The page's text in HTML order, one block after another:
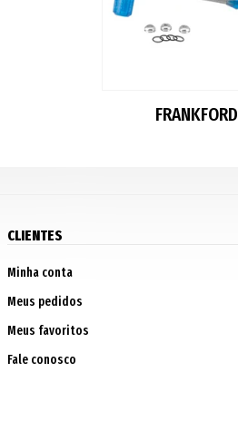
FRANKFORD
CLIENTES
Minha conta
Meus pedidos
Meus favoritos
Fale conosco